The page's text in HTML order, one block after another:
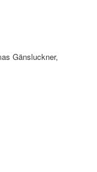
Gänsluckner,